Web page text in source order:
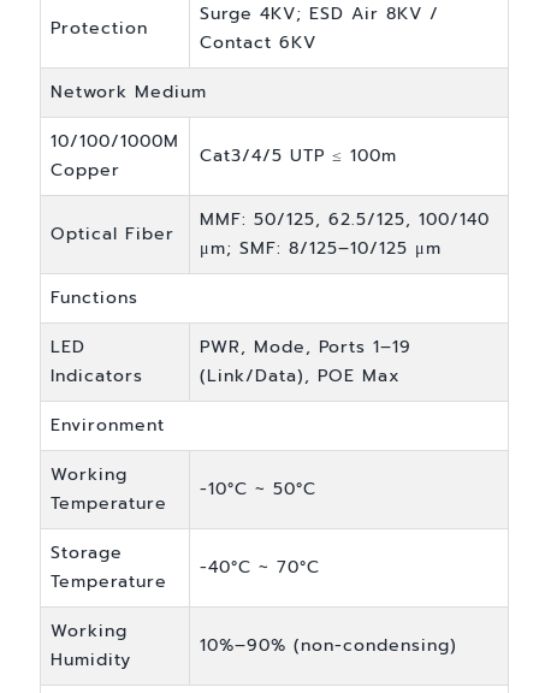
Protection
Surge 4KV; ESD Air 8KV /
Contact 6KV
Network Medium
10/100/1000M
Copper
Cat3/4/5 UTP ≤ 100m
Optical Fiber
MMF: 50/125, 62.5/125, 100/140
μm; SMF: 8/125–10/125 μm
Functions
LED
Indicators
PWR, Mode, Ports 1–19
(Link/Data), POE Max
Environment
Working
Temperature
-10°C ~ 50°C
Storage
Temperature
-40°C ~ 70°C
Working
Humidity
10%–90% (non-condensing)